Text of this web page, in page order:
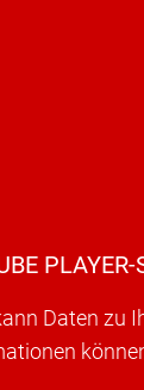
PLAYER-
Daten